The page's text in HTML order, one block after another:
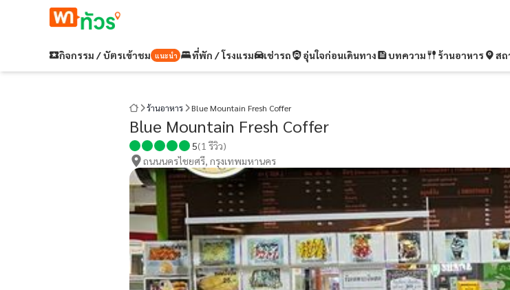
กิจกรรม / บัตรเข้าชม แนะนำ ที่พัก / โรงแรม เช่ารถ อุ่นใจก่อนเดินทาง บทความ ร้านอาหาร สถ
ร้านอาหาร Blue Mountain Fresh Coffer
Blue Mountain Fresh Coffer
5(1 รีวิว)
ถนนนครไชยศรี, กรุงเทพมหานคร